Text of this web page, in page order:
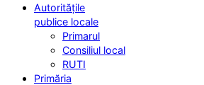
Autoritățile
publice locale
Primarul
Consiliul local
RUTI
Primăria